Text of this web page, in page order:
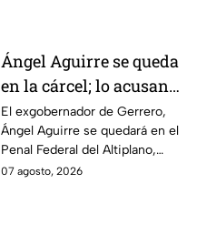
Ángel Aguirre se queda
en la cárcel; lo acusan
de destruir
información del caso
Ayotzinapa
El exgobernador de Gerrero,
Ángel Aguirre se quedará en el
Penal Federal del Altiplano,
luego de que fue detenido ayer
07 agosto, 2026